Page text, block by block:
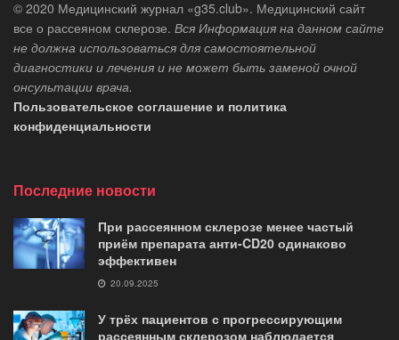
© 2020 Медицинский журнал «g35.club». Медицинский сайт
все о рассеяном склерозе. Вся Информация на данном сайте
не должна использоваться для самостоятельной
диагностики и лечения и не может быть заменой очной
онсультации врача.
Пользовательское соглашение и политика
конфиденциальности
Последние новости
При рассеянном склерозе менее частый
приём препарата анти-CD20 одинаково
эффективен
20.09.2025
У трёх пациентов с прогрессирующим
рассеянным склерозом наблюдается